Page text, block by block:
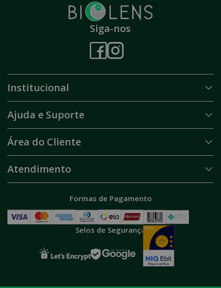
Siga-nos
Institucional
Ajuda e Suporte
Área do Cliente
Atendimento
Formas de Pagamento
Selos de Segurança